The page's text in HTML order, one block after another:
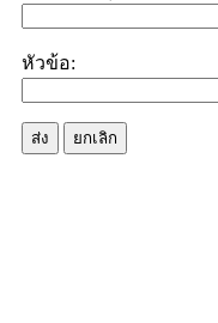
หัวข้อ:
ส่ง ยกเลิก